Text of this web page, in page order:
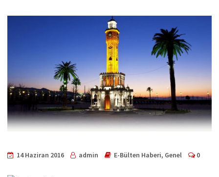
14 Haziran 2016 admin E-Bülten Haberi, Genel 0